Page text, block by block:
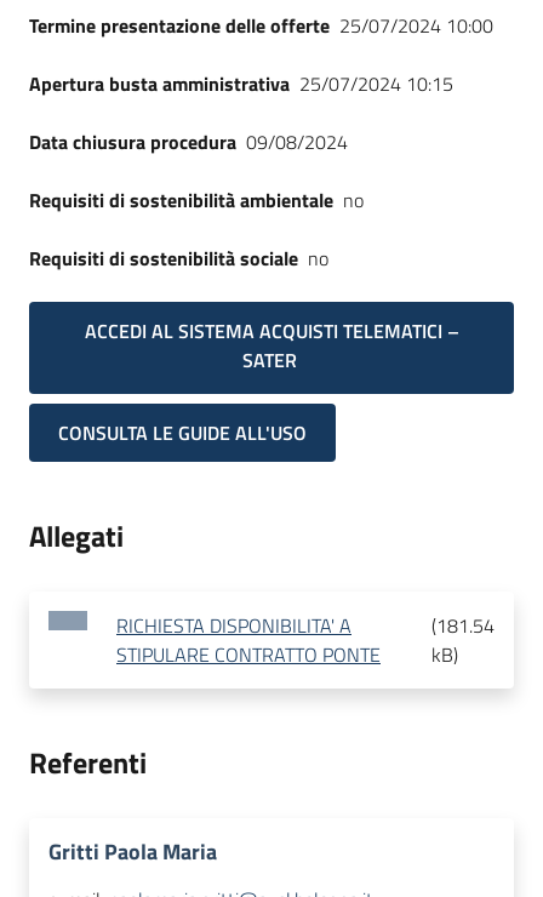
Termine presentazione delle offerte 25/07/2024 10:00
Apertura busta amministrativa 25/07/2024 10:15
Data chiusura procedura 09/08/2024
Requisiti di sostenibilità ambientale no
Requisiti di sostenibilità sociale no
ACCEDI AL SISTEMA ACQUISTI TELEMATICI –
SATER
CONSULTA LE GUIDE ALL'USO
Allegati
RICHIESTA DISPONIBILITA' A
STIPULARE CONTRATTO PONTE
(181.54
kB)
Referenti
Gritti Paola Maria